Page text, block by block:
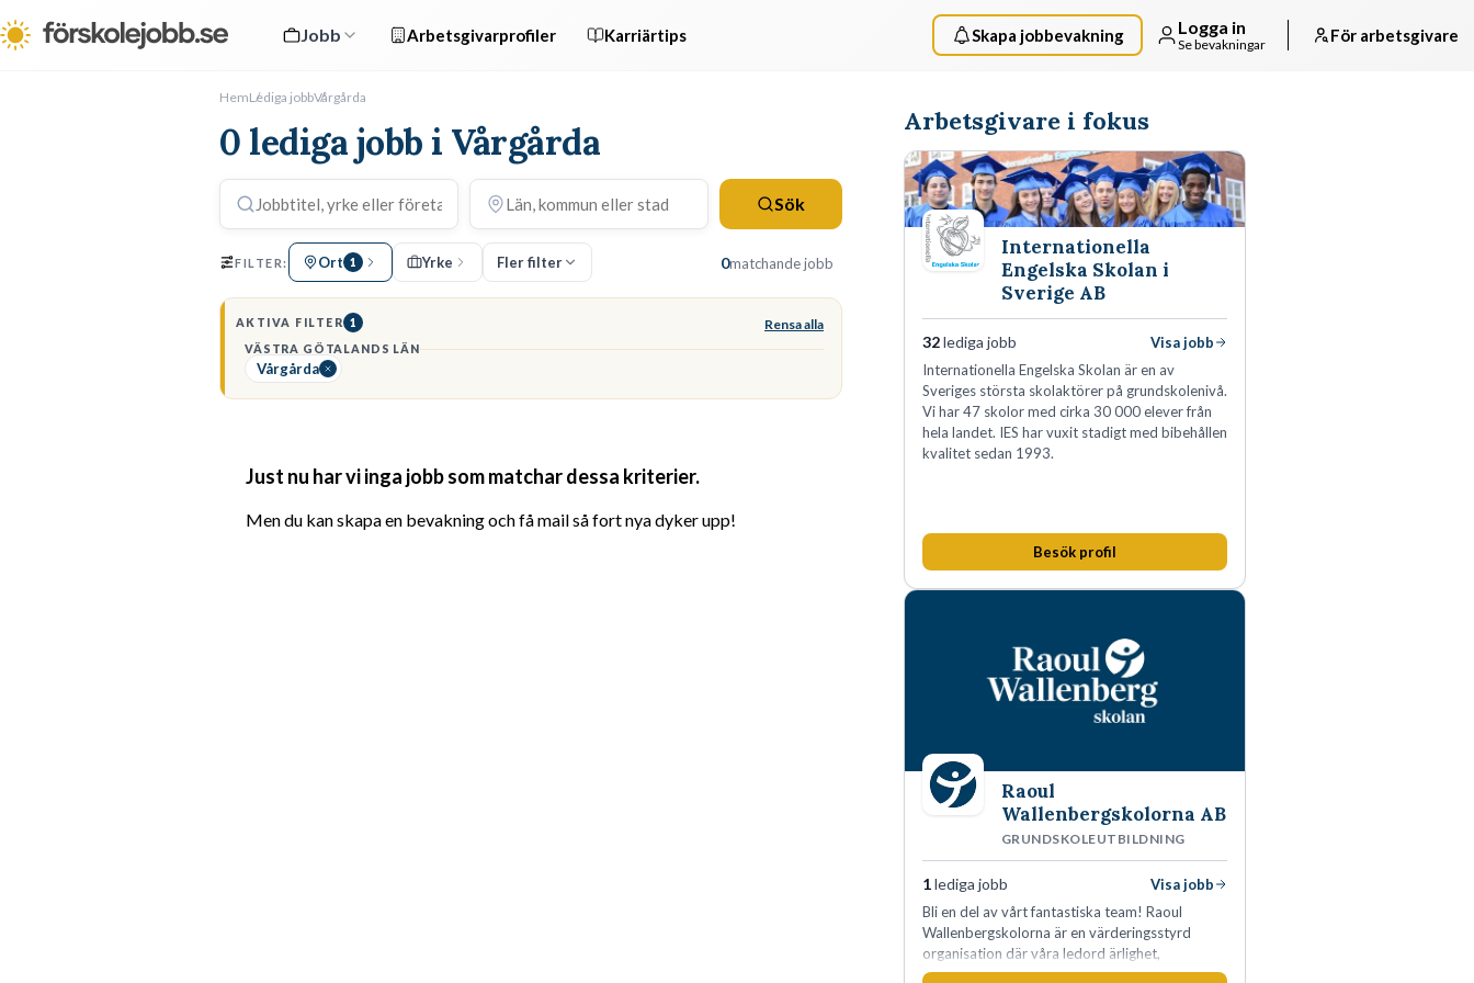
Jobb Arbetsgivarprofiler Karriärtips Skapa jobbevakning Logga in
Se bevakningar För arbetsgivare
HemLediga jobbVårgårda
0 lediga jobb i Vårgårda
Sök
FILTER: Ort 1 Yrke Fler filter 0matchande jobb
AKTIVA FILTER 1 Rensa alla
VÄSTRA GÖTALANDS LÄN
Vårgårda
Just nu har vi inga jobb som matchar dessa kriterier.
Men du kan skapa en bevakning och få mail så fort nya dyker upp!
Arbetsgivare i fokus
Internationella
Engelska Skolan i
Sverige AB
32lediga jobb
Visa jobb
Internationella Engelska Skolan är en av
Sveriges största skolaktörer på grundskolenivå.
Vi har 47 skolor med cirka 30 000 elever från
hela landet. IES har vuxit stadigt med bibehållen
kvalitet sedan 1993.
Besök profil
Raoul
Wallenbergskolorna AB
GRUNDSKOLEUTBILDNING
1lediga jobb
Visa jobb
Bli en del av vårt fantastiska team! Raoul
Wallenbergskolorna är en värderingsstyrd
organisation där våra ledord ärlighet,
medkänsla, mod och handlingskraft